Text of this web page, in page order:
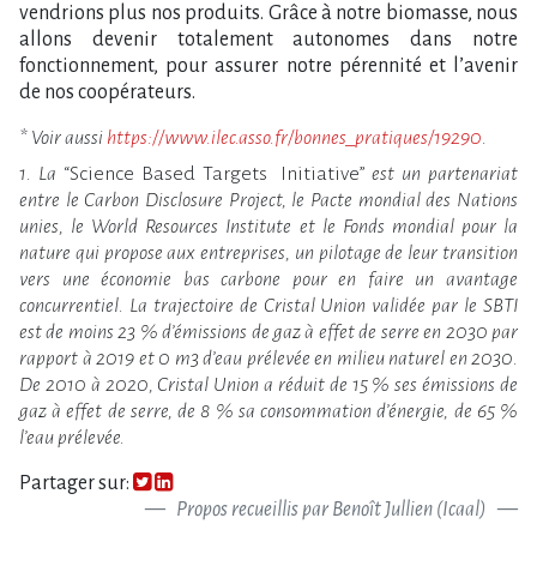
vendrions plus nos produits. Grâce à notre biomasse, nous
allons devenir totalement autonomes dans notre
fonctionnement, pour assurer notre pérennité et l’avenir
de nos coopérateurs.
* Voir aussi https://www.ilec.asso.fr/bonnes_pratiques/19290.
1. La “Science Based Targets Initiative”est un partenariat
entre le Carbon Disclosure Project, le Pacte mondial des Nations
unies, le World Resources Institute et le Fonds mondial pour la
nature qui propose aux entreprises, un pilotage de leur transition
vers une économie bas carbone pour en faire un avantage
concurrentiel. La trajectoire de Cristal Union validée par le SBTI
est de moins 23 % d’émissions de gaz à effet de serre en 2030 par
rapport à 2019 et 0 m3 d’eau prélevée en milieu naturel en 2030.
De 2010 à 2020, Cristal Union a réduit de 15 % ses émissions de
gaz à effet de serre, de 8 % sa consommation d’énergie, de 65 %
l’eau prélevée.
Partager sur:
Propos recueillis par Benoît Jullien (Icaal)